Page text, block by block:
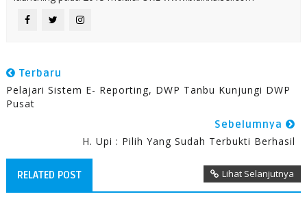
Terbaru
Pelajari Sistem E- Reporting, DWP Tanbu Kunjungi DWP
Pusat
Sebelumnya
H. Upi : Pilih Yang Sudah Terbukti Berhasil
RELATED POST Lihat Selanjutnya